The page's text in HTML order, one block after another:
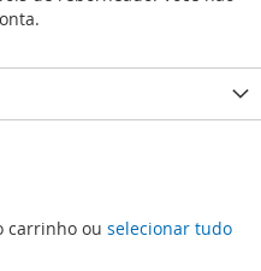
carrinho ou selecionar tudo